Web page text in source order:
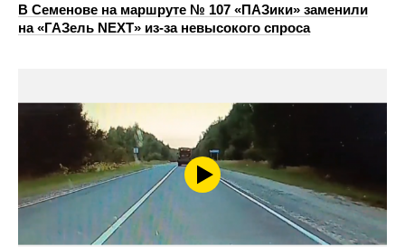
В Семенове на маршруте № 107 «ПАЗики» заменили
на «ГАЗель NEXT» из‑за невысокого спроса